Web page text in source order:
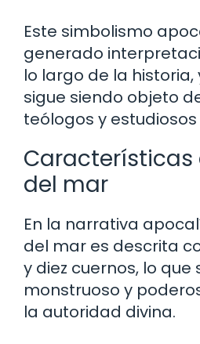
Este simbolismo
generado
lo largo de la historia,
sigue siendo objeto
teólogos y estudiosos
Características
del mar
En la narrativa
del mar es descrita
y diez cuernos, lo que
monstruoso y
la autoridad divina.